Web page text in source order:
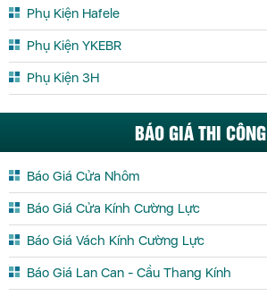
Phụ Kiện Hafele
Phụ Kiện YKEBR
Phụ Kiện 3H
BÁO GIÁ THI CÔNG
Báo Giá Cửa Nhôm
Báo Giá Cửa Kính Cường Lực
Báo Giá Vách Kính Cường Lực
Báo Giá Lan Can - Cầu Thang Kính